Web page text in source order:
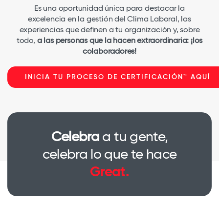
Es una oportunidad única para destacar la
excelencia en la gestión del Clima Laboral, las
experiencias que definen a tu organización y, sobre
todo, a las personas que la hacen extraordinaria: ¡los
colaboradores!
INICIA TU PROCESO DE CERTIFICACIÓN™ AQUÍ
Celebra a tu gente,
celebra lo que te hace
Great.